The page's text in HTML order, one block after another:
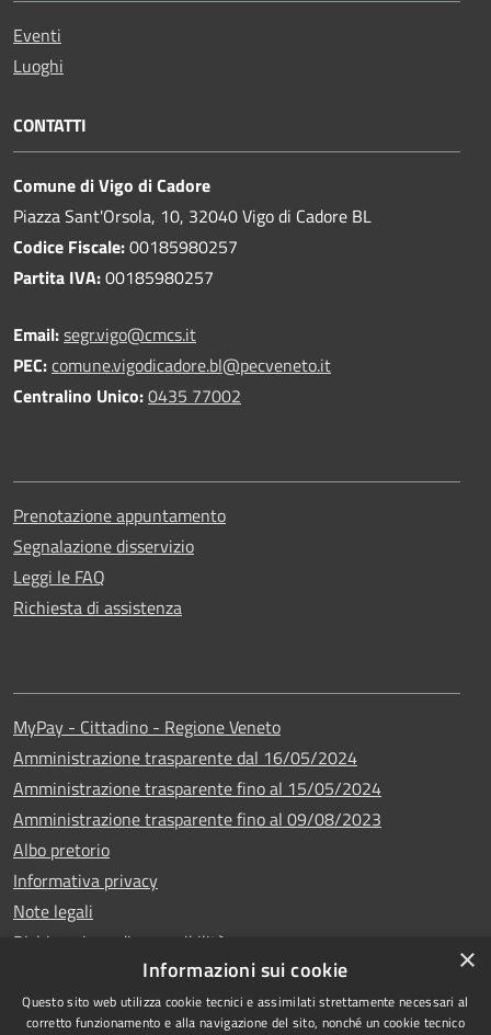
Eventi
Luoghi
CONTATTI
Comune di Vigo di Cadore
Piazza Sant'Orsola, 10, 32040 Vigo di Cadore BL
Codice Fiscale:00185980257
Partita IVA:00185980257
Email:segr.vigo@cmcs.it
PEC:comune.vigodicadore.bl@pecveneto.it
Centralino Unico:0435 77002
Prenotazione appuntamento
Segnalazione disservizio
Leggi le FAQ
Richiesta di assistenza
MyPay - Cittadino - Regione Veneto
Amministrazione trasparente dal 16/05/2024
Amministrazione trasparente fino al 15/05/2024
Amministrazione trasparente fino al 09/08/2023
Albo pretorio
Informativa privacy
Note legali
Dichiarazione di accessibilità
×
Informazioni sui cookie
Questo sito web utilizza cookie tecnici e assimilati strettamente necessari al
corretto funzionamento e alla navigazione del sito, nonché un cookie tecnico